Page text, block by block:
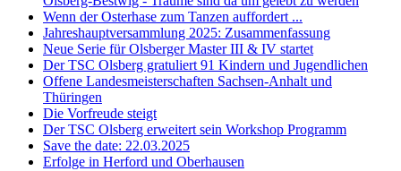
Wenn der Osterhase zum Tanzen auffordert ...
Jahreshauptversammlung 2025: Zusammenfassung
Neue Serie für Olsberger Master III & IV startet
Der TSC Olsberg gratuliert 91 Kindern und Jugendlichen
Offene Landesmeisterschaften Sachsen-Anhalt und
Thüringen
Die Vorfreude steigt
Der TSC Olsberg erweitert sein Workshop Programm
Save the date: 22.03.2025
Erfolge in Herford und Oberhausen